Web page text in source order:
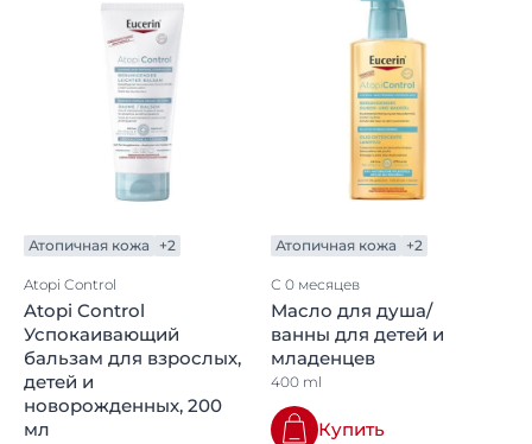
Атопичная кожа +2
Atopi Control
Atopi Control
Успокаивающий
бальзам для взрослых,
детей и
новорожденных, 200
мл
Атопичная кожа +2
С 0 месяцев
Масло для душа/
ванны для детей и
младенцев
400 ml
Купить